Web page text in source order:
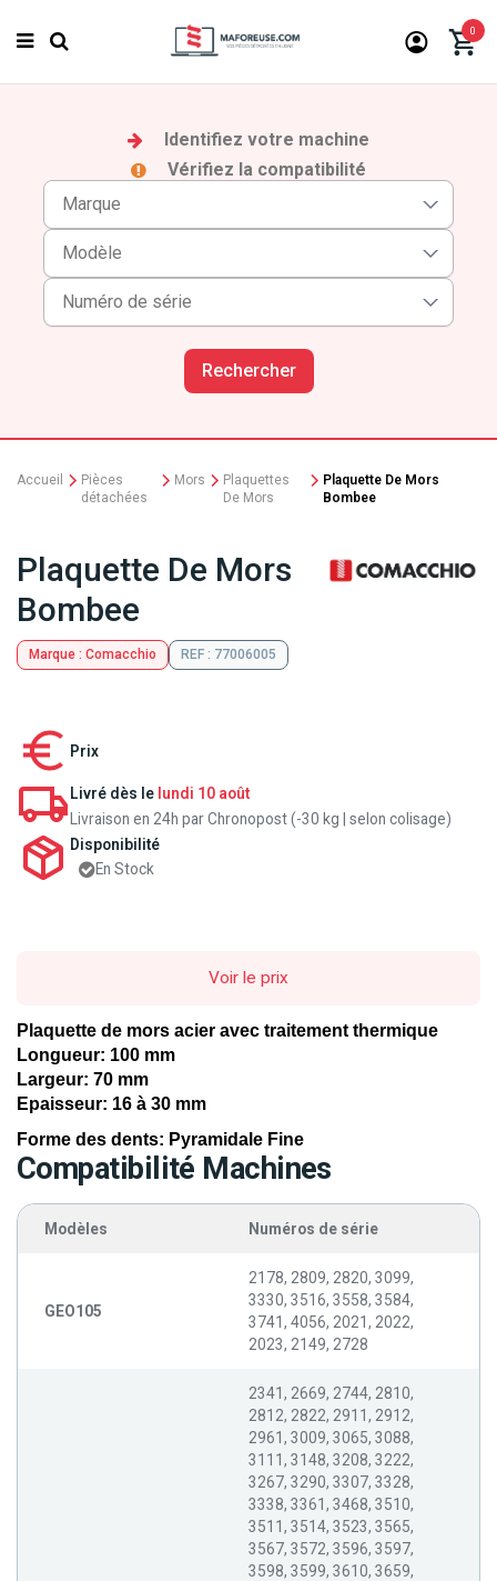
0
Identifiez votre machine
Vérifiez la compatibilité
Rechercher
Accueil
Pièces
détachées
Mors
Plaquettes
De Mors
Plaquette De Mors
Bombee
Plaquette De Mors
Bombee
Marque : Comacchio REF : 77006005
Prix
Livré dès le lundi 10 août
Livraison en 24h par Chronopost (-30 kg | selon colisage)
Disponibilité
En Stock
Voir le prix
Plaquette de mors acier avec traitement thermique
Longueur: 100 mm
Largeur: 70 mm
Epaisseur: 16 à 30 mm
Forme des dents: Pyramidale Fine
Compatibilité Machines
Modèles Numéros de série
GEO105
2178, 2809, 2820, 3099,
3330, 3516, 3558, 3584,
3741, 4056, 2021, 2022,
2023, 2149, 2728
2341, 2669, 2744, 2810,
2812, 2822, 2911, 2912,
2961, 3009, 3065, 3088,
3111, 3148, 3208, 3222,
3267, 3290, 3307, 3328,
3338, 3361, 3468, 3510,
3511, 3514, 3523, 3565,
3567, 3572, 3596, 3597,
3598, 3599, 3610, 3659,